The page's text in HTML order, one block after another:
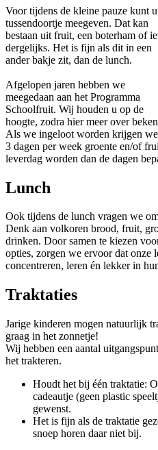
Voor tijdens de kleine pauze kunt
tussendoortje meegeven. Dat kan
bestaan uit fruit, een boterham of
dergelijks. Het is fijn als dit in een
ander bakje zit, dan de lunch.
Afgelopen jaren hebben we
meegedaan aan het Programma
Schoolfruit. Wij houden u op de
hoogte, zodra hier meer over
Als we ingeloot worden krijgen
3 dagen per week groente en/of
leverdag worden dan de dagen
Lunch
Ook tijdens de lunch vragen we
Denk aan volkoren brood, fruit,
drinken. Door samen te kiezen
opties, zorgen we ervoor dat onze
concentreren, leren én lekker in
Traktaties
Jarige kinderen mogen natuurlijk
graag in het zonnetje!
Wij hebben een aantal
het trakteren.
Houdt het bij één traktatie:
cadeautje (geen plastic
gewenst.
Het is fijn als de traktatie
snoep horen daar niet bij.